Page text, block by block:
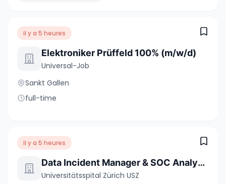
il y a 5 heures
Elektroniker Prüffeld 100% (m/w/d)
Universal-Job
Sankt Gallen
full-time
il y a 5 heures
Data Incident Manager & SOC Analyst:in 80-100%
Universitätsspital Zürich USZ